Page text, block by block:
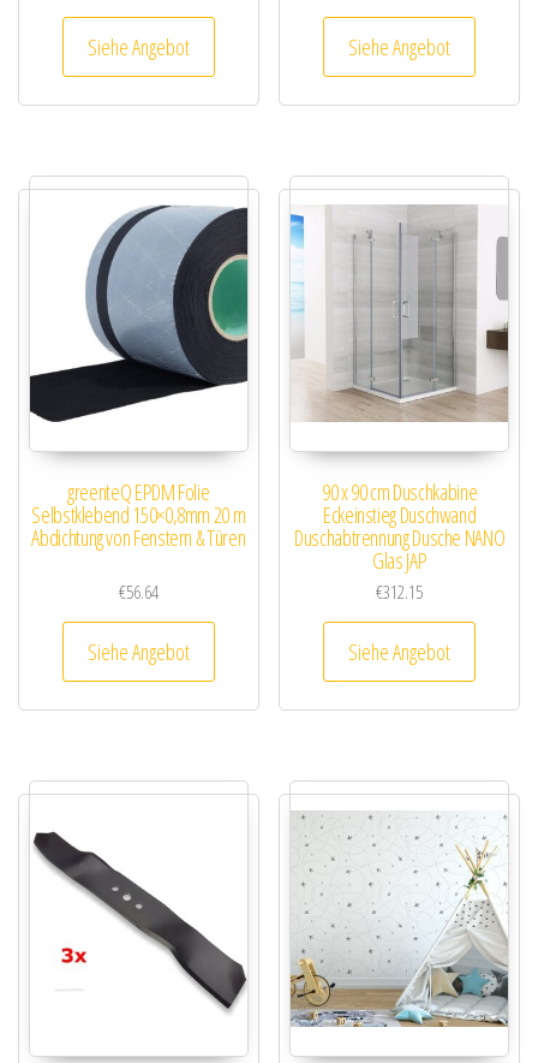
Siehe Angebot Siehe Angebot
greenteQ EPDM Folie
Selbstklebend 150×0,8mm 20 m
Abdichtung von Fenstern & Türen
€56.64
Siehe Angebot
90 x 90 cm Duschkabine
Eckeinstieg Duschwand
Duschabtrennung Dusche NANO
Glas JAP
€312.15
Siehe Angebot